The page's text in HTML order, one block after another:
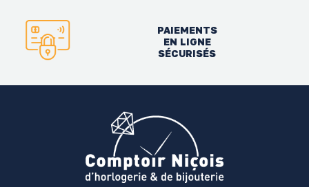
PAIEMENTS
EN LIGNE
SÉCURISÉS